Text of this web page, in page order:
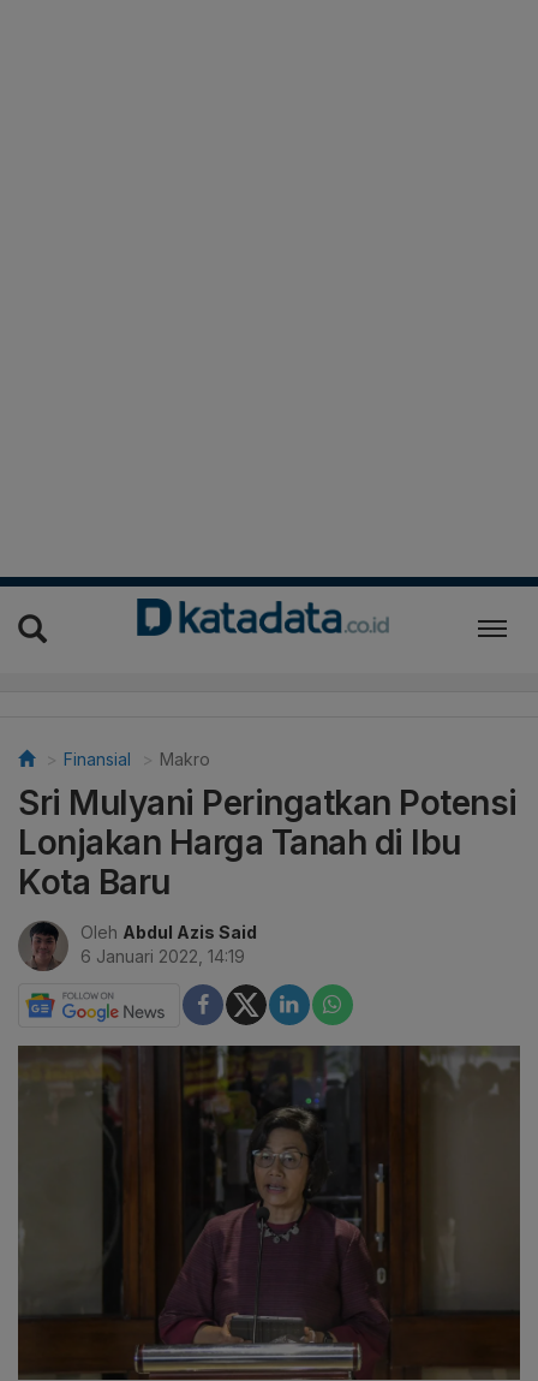
Finansial Makro
Sri Mulyani Peringatkan Potensi
Lonjakan Harga Tanah di Ibu
Kota Baru
Oleh Abdul Azis Said
6 Januari 2022, 14:19